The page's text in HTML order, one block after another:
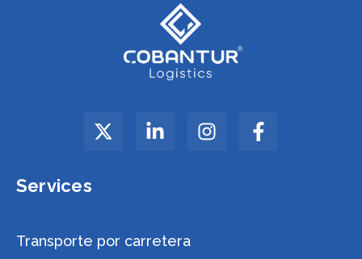
Services
Transporte por carretera